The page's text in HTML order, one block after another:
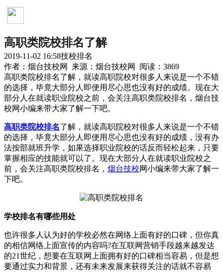
高职类院校排名了解
2019-11-02 16:58技校排名
作者：烟台技校网 来源：烟台技校网 阅读：3869
高职类院校排名了解，就读高职院校对很多人来说是一个不错
的选择，毕竟大部分人即便用尽心思也没有好的成绩。现在大
部分人在就读职业院校之前，会关注高职类院校排名，烟台技
校网小编来带大家了解一下吧。
高职类院校排名了解，就读高职院校对很多人来说是一个不错
的选择，毕竟大部分人即便用尽心思也没有好的成绩，没有办
法按部就班升学，如果选择职业院校的话反而轻松起来，只要
掌握相应的技能就可以了。现在大部分人在就读职业院校之
前，会关注高职类院校排名， 烟台技校网小编来带大家了解一
下吧。
学校排名有哪些用处
也许很多人认为好的学校必然在网络上面有好的口碑，但你真
的相信网络上面宣传的内容吗?在互联网营销手段越来越发达
的21世纪，想要在互联网上面拥有好的口碑相当容易，但是想
要通过实力和背景，还有未来发展来获得关注的话就不容易